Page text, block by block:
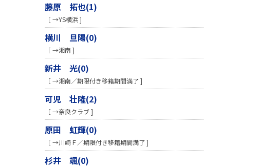
藤原 拓也(1)
［ →YS横浜 ]
横川 旦陽(0)
［ →湘南 ]
新井 光(0)
［ →湘南／期限付き移籍期間満了 ]
可児 壮隆(2)
［ →奈良クラブ ]
原田 虹輝(0)
［ →川崎Ｆ／期限付き移籍期間満了 ]
杉井 颯(0)